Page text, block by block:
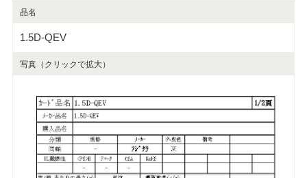
品名
1.5D-QEV
写真（クリックで拡大）